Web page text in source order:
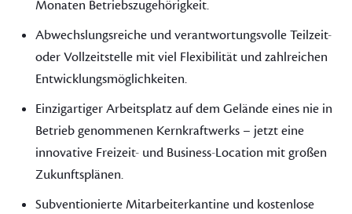
Monaten Betriebszugehörigkeit.
Abwechslungsreiche und verantwortungsvolle Teilzeit-
oder Vollzeitstelle mit viel Flexibilität und zahlreichen
Entwicklungsmöglichkeiten.
Einzigartiger Arbeitsplatz auf dem Gelände eines nie in
Betrieb genommenen Kernkraftwerks – jetzt eine
innovative Freizeit- und Business-Location mit großen
Zukunftsplänen.
Subventionierte Mitarbeiterkantine und kostenlose